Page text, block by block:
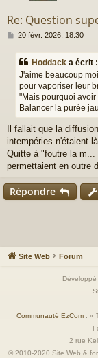
Re: Question
M
s
20 févr. 2026, 18:30
Hoddack a écrit :
J'aime beaucoup
pour vaporiser leur
"Mais pourquoi
Balancer la purée
Il fallait que la
intempéries n'étaient
Quitte à "foutre la m...
permettaient en outre
Répondre
Site Web Forum
Développé
Communauté EzCom : «
2 rue
© 2010-2020 Site Web &